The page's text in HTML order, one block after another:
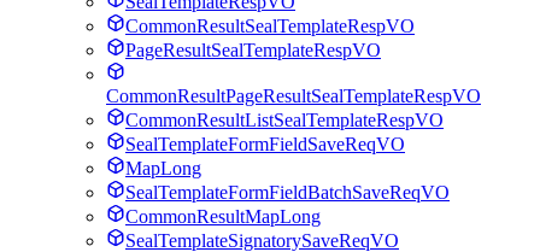
CommonResultSealTemplateRespVO
PageResultSealTemplateRespVO
CommonResultPageResultSealTemplateRespVO
CommonResultListSealTemplateRespVO
SealTemplateFormFieldSaveReqVO
MapLong
SealTemplateFormFieldBatchSaveReqVO
CommonResultMapLong
SealTemplateSignatorySaveReqVO